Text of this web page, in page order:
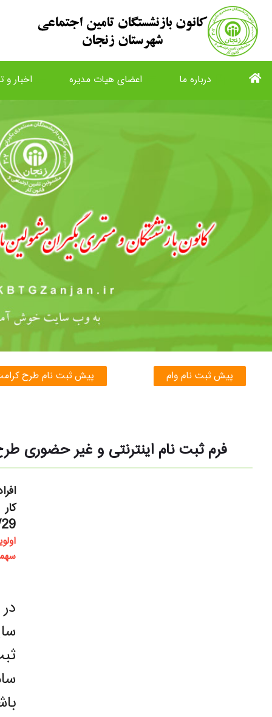
درباره ما اعضای هیات مدیره اخبار و
پیش ثبت نام وام پیش ثبت نام طرح
فرم ثبت نام اینترنتی و غیر